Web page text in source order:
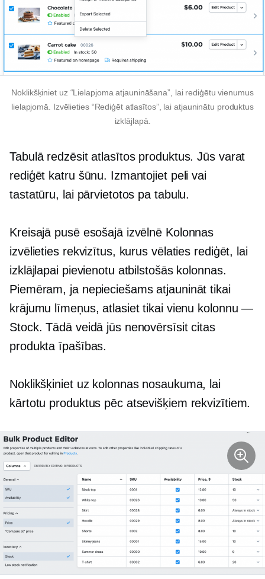
Noklikšķiniet uz “Lielapjoma atjaunināšana”, lai rediģētu vienumus
lielapjomā. Izvēlieties “Rediģēt atlasītos”, lai atjauninātu produktus
izklājlapā.
Tabulā redzēsit atlasītos produktus. Jūs varat
rediģēt katru šūnu. Izmantojiet peli vai
tastatūru, lai pārvietotos pa tabulu.
Kreisajā pusē esošajā izvēlnē Kolonnas
izvēlieties rekvizītus, kurus vēlaties rediģēt, lai
izklājlapai pievienotu atbilstošās kolonnas.
Piemēram, ja nepieciešams atjaunināt tikai
krājumu līmeņus, atlasiet tikai vienu kolonnu —
Stock. Tādā veidā jūs nenovērsīsit citas
produkta īpašības.
Noklikšķiniet uz kolonnas nosaukuma, lai
kārtotu produktus pēc atsevišķiem rekvizītiem.